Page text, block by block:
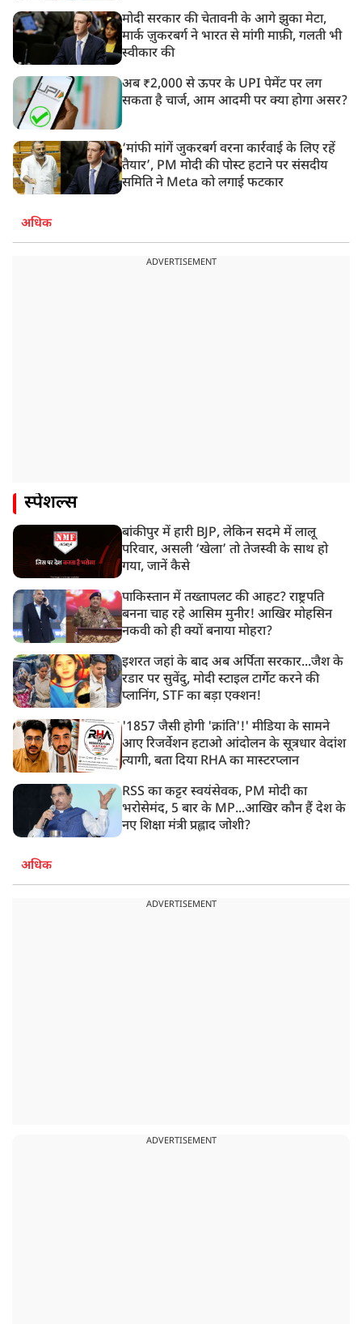
मोदी सरकार की चेतावनी के आगे झुका मेटा,
मार्क ज़ुकरबर्ग ने भारत से मांगी माफ़ी, गलती भी
स्वीकार की
अब ₹2,000 से ऊपर के UPI पेमेंट पर लग
सकता है चार्ज, आम आदमी पर क्या होगा असर?
‘मांफी मांगें जुकरबर्ग वरना कार्रवाई के लिए रहें
तैयार’, PM मोदी की पोस्ट हटाने पर संसदीय
समिति ने Meta को लगाई फटकार
अधिक
ADVERTISEMENT
स्पेशल्स
बांकीपुर में हारी BJP, लेकिन सदमे में लालू
परिवार, असली ‘खेला’ तो तेजस्वी के साथ हो
गया, जानें कैसे
पाकिस्तान में तख्तापलट की आहट? राष्ट्रपति
बनना चाह रहे आसिम मुनीर! आखिर मोहसिन
नकवी को ही क्यों बनाया मोहरा?
इशरत जहां के बाद अब अर्पिता सरकार...जैश के
रडार पर सुवेंदु, मोदी स्टाइल टार्गेट करने की
प्लानिंग, STF का बड़ा एक्शन!
'1857 जैसी होगी 'क्रांति'!' मीडिया के सामने
आए रिजर्वेशन हटाओ आंदोलन के सूत्रधार वेदांश
त्यागी, बता दिया RHA का मास्टरप्लान
RSS का कट्टर स्वयंसेवक, PM मोदी का
भरोसेमंद, 5 बार के MP...आखिर कौन हैं देश के
नए शिक्षा मंत्री प्रह्लाद जोशी?
अधिक
ADVERTISEMENT
ADVERTISEMENT